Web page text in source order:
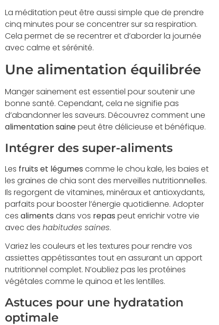
La méditation peut être aussi simple que de prendre
cinq minutes pour se concentrer sur sa respiration.
Cela permet de se recentrer et d’aborder la journée
avec calme et sérénité.
Une alimentation équilibrée
Manger sainement est essentiel pour soutenir une
bonne santé. Cependant, cela ne signifie pas
d’abandonner les saveurs. Découvrez comment une
alimentation sainepeut être délicieuse et bénéfique.
Intégrer des super-aliments
Les fruits et légumes comme le chou kale, les baies et
les graines de chia sont des merveilles nutritionnelles.
Ils regorgent de vitamines, minéraux et antioxydants,
parfaits pour booster l’énergie quotidienne. Adopter
ces aliments dans vos repas peut enrichir votre vie
avec des habitudes saines.
Variez les couleurs et les textures pour rendre vos
assiettes appétissantes tout en assurant un apport
nutritionnel complet. N’oubliez pas les protéines
végétales comme le quinoa et les lentilles.
Astuces pour une hydratation
optimale